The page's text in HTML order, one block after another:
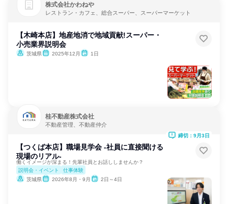
株式会社かわねや
レストラン・カフェ、総合スーパー、スーパーマーケット
【木崎本店】地産地消で地域貢献!スーパー・
小売業界説明会
茨城県 2025年12月 1日
桂不動産株式会社
不動産管理、不動産仲介
【つくば本店】職場見学会 -社員に直接聞ける
現場のリアル-
働くイメージが深まる！先輩社員とお話ししませんか？
説明会・イベント
仕事体験
茨城県
2026年8月・9月 2日～4日
締切：9月3日